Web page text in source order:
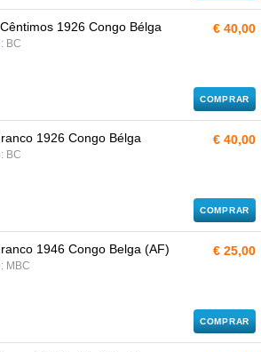
1926 Congo Bélga
BC
€ 40,00
COMPRAR
1926 Congo Bélga
BC
€ 40,00
COMPRAR
1946 Congo Belga (AF)
MBC
€ 25,00
COMPRAR